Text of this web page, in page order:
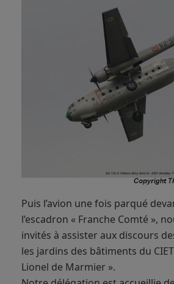
Puis l’avion une fois parqué
l’escadron « Franche Comté »,
invités à assister aux discours
les jardins des bâtiments du
Lionel de Marmier ».